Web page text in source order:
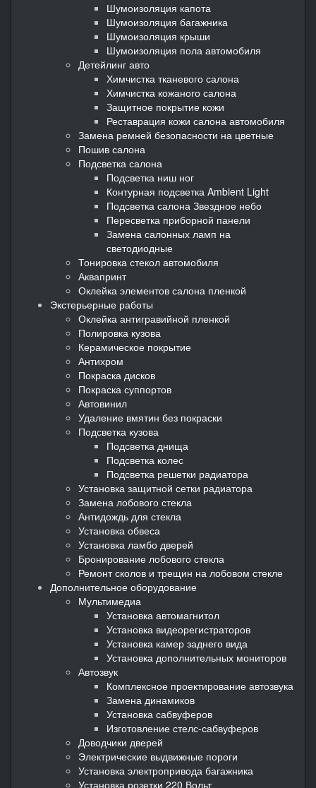
Шумоизоляция капота
Шумоизоляция багажника
Шумоизоляция крыши
Шумоизоляция пола автомобиля
Детейлинг авто
Химчистка тканевого салона
Химчистка кожаного салона
Защитное покрытие кожи
Реставрация кожи салона автомобиля
Замена ремней безопасности на цветные
Пошив салона
Подсветка салона
Подсветка ниш ног
Контурная подсветка Ambient Light
Подсветка салона Звездное небо
Пересветка приборной панели
Замена салонных ламп на
светодиодные
Тонировка стекол автомобиля
Аквапринт
Оклейка элементов салона пленкой
Экстерьерные работы
Оклейка антигравийной пленкой
Полировка кузова
Керамическое покрытие
Антихром
Покраска дисков
Покраска суппортов
Автовинил
Удаление вмятин без покраски
Подсветка кузова
Подсветка днища
Подсветка колес
Подсветка решетки радиатора
Установка защитной сетки радиатора
Замена лобового стекла
Антидождь для стекла
Установка обвеса
Установка ламбо дверей
Бронирование лобового стекла
Ремонт сколов и трещин на лобовом стекле
Дополнительное оборудование
Мультимедиа
Установка автомагнитол
Установка видеорегистраторов
Установка камер заднего вида
Установка дополнительных мониторов
Автозвук
Комплексное проектирование автозвука
Замена динамиков
Установка сабвуферов
Изготовление стелс-сабвуферов
Доводчики дверей
Электрические выдвижные пороги
Установка электропривода багажника
Установка розетки 220 Вольт